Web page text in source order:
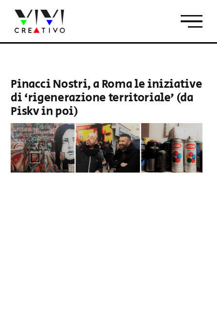
contenuto
Pinacci Nostri, a Roma le iniziative
di ‘rigenerazione territoriale’ (da
Piskv in poi)